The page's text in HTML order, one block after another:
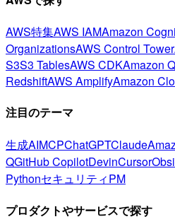
AWS特集AWS IAMAmazon
OrganizationsAWS Control Tower
S3S3 TablesAWS CDKAmazon
RedshiftAWS AmplifyAmazon
注目のテーマ
生成AIMCPChatGPTClaude
QGitHub CopilotDevinCursor
PythonセキュリティPM
プロダクトやサービスで探す